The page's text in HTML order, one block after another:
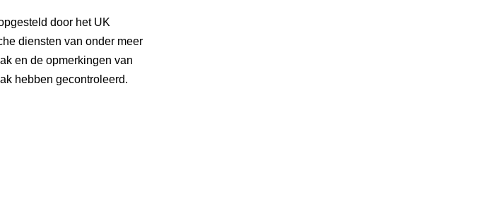
door het UK
diensten van onder meer
en de opmerkingen van
hebben gecontroleerd.